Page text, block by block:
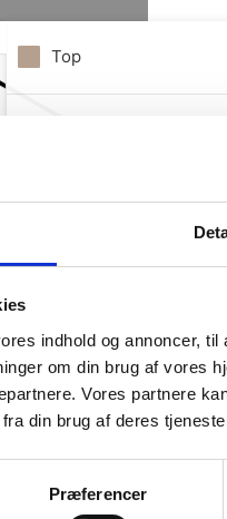
indhold og annoncer,
om din brug af vores
Vores partnere
din brug af deres
Præferencer
Top